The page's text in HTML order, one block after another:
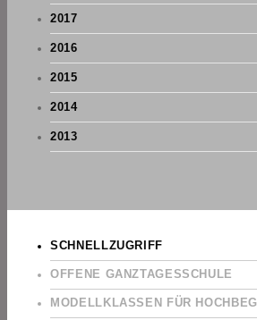
2017
2016
2015
2014
2013
SCHNELLZUGRIFF
OFFENE GANZTAGESSCHULE
MODELLKLASSEN FÜR